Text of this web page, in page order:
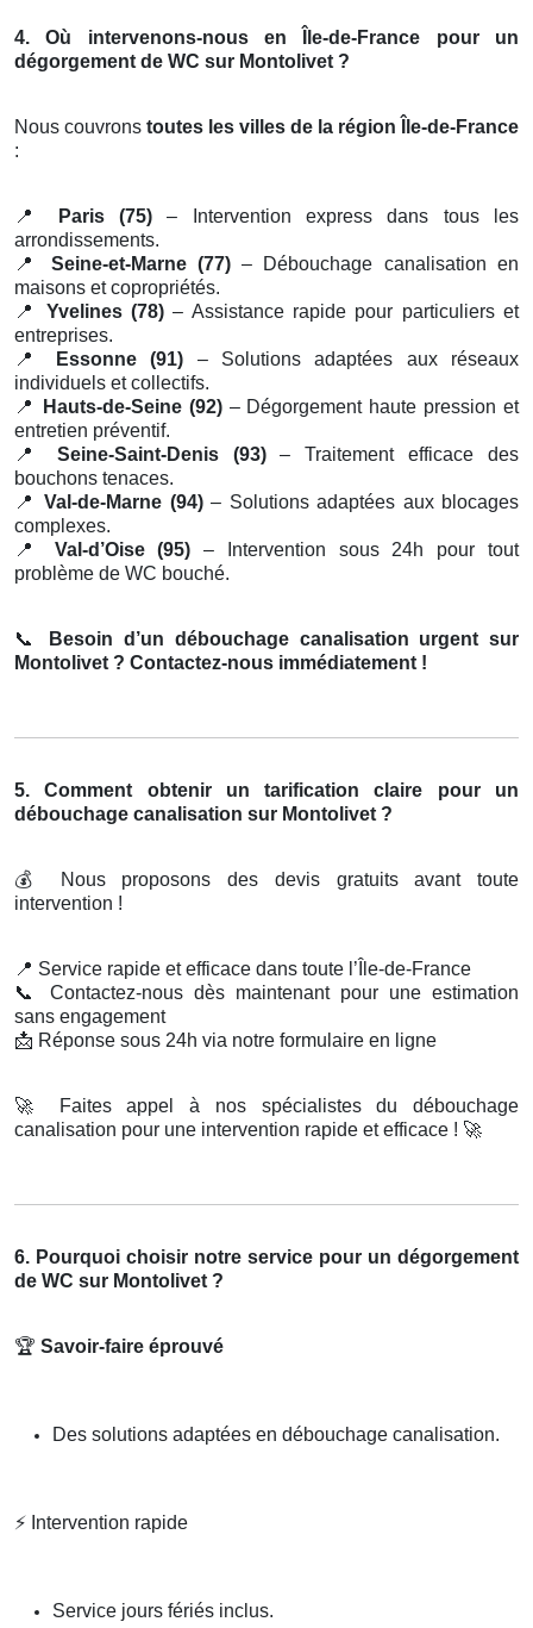
4. Où intervenons-nous en Île-de-France pour un
dégorgement de WC sur Montolivet ?
Nous couvrons toutes les villes de la région Île-de-France
:
📍 Paris (75) – Intervention express dans tous les
arrondissements.
📍
Seine-et-Marne (77)– Débouchage canalisation en
maisons et copropriétés.
📍
Yvelines (78) – Assistance rapide pour particuliers et
entreprises.
📍
Essonne (91) – Solutions adaptées aux réseaux
individuels et collectifs.
📍
Hauts-de-Seine (92)– Dégorgement haute pression et
entretien préventif.
📍
Seine-Saint-Denis (93)– Traitement efficace des
bouchons tenaces.
📍
Val-de-Marne (94)– Solutions adaptées aux blocages
complexes.
📍
Val-d’Oise (95) – Intervention sous 24h pour tout
problème de WC bouché.
📞
Besoin d’un débouchage canalisation urgent sur
Montolivet ? Contactez-nous immédiatement !
5. Comment obtenir un tarification claire pour un
débouchage canalisation sur Montolivet ?
💰
Nous proposons des devis gratuits avant toute
intervention !
📍 Service rapide et efficace dans toute l’Île-de-France
📞
Contactez-nous dès maintenant pour une estimation
sans engagement
📩 Réponse sous 24h via notre formulaire en ligne
🚀
Faites appel à nos spécialistes du débouchage
canalisation pour une intervention rapide et efficace ! 🚀
6. Pourquoi choisir notre service pour un dégorgement
de WC sur Montolivet ?
🏆 Savoir-faire éprouvé
Des solutions adaptées en débouchage canalisation.
⚡ Intervention rapide
Service jours fériés inclus.